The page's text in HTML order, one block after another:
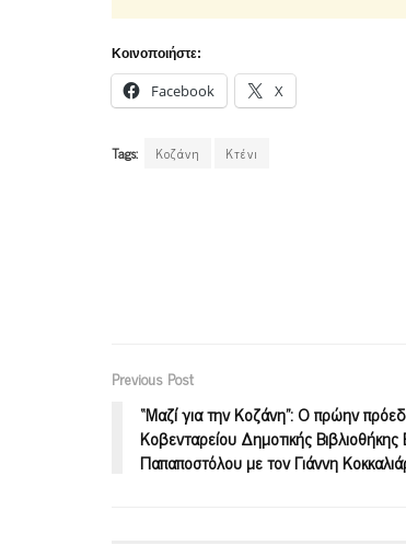
Κοινοποιήστε:
Facebook X
Tags: Κοζάνη Κτένι
Previous Post
“Μαζί για την Κοζάνη”: Ο πρώην
Κοβενταρείου Δημοτικής Βιβλιοθήκης
Παπαποστόλου με τον Γιάννη